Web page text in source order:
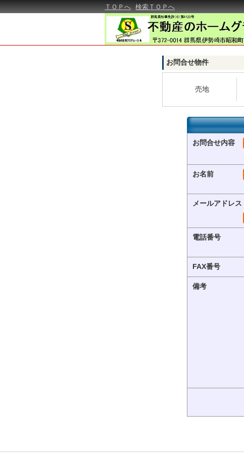
ＴＯＰへ 検索ＴＯＰへ
お問合せ物件
売地
お問合せ内容
お名前
メールアドレス
電話番号
FAX番号
備考